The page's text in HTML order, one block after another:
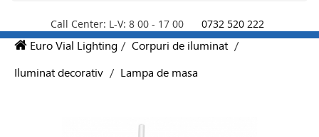
Call Center: L-V: 8 00 - 17 00 0732 520 222
Euro Vial Lighting / Corpuri de iluminat /
Iluminat decorativ / Lampa de masa